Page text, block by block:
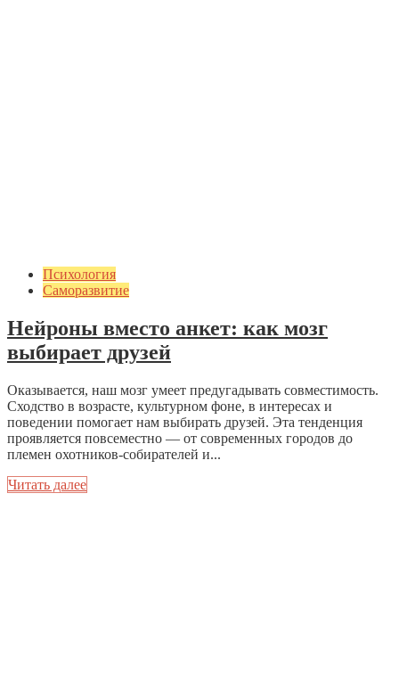
Психология
Саморазвитие
Нейроны вместо анкет: как мозг
выбирает друзей
Оказывается, наш мозг умеет предугадывать совместимость.
Сходство в возрасте, культурном фоне, в интересах и
поведении помогает нам выбирать друзей. Эта тенденция
проявляется повсеместно — от современных городов до
племен охотников-собирателей и...
Читать далее